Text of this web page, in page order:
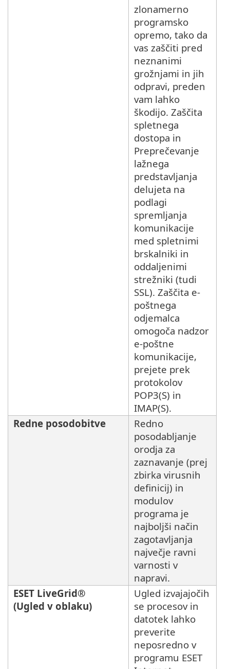
zlonamerno
programsko
opremo, tako da
vas zaščiti pred
neznanimi
grožnjami in jih
odpravi, preden
vam lahko
škodijo. Zaščita
spletnega
dostopa in
Preprečevanje
lažnega
predstavljanja
delujeta na
podlagi
spremljanja
komunikacije
med spletnimi
brskalniki in
oddaljenimi
strežniki (tudi
SSL). Zaščita e-
poštnega
odjemalca
omogoča nadzor
e-poštne
komunikacije,
prejete prek
protokolov
POP3(S) in
IMAP(S).
Redne posodobitve
Redno
posodabljanje
orodja za
zaznavanje (prej
zbirka virusnih
definicij) in
modulov
programa je
najboljši način
zagotavljanja
največje ravni
varnosti v
napravi.
ESET LiveGrid®
(Ugled v oblaku)
Ugled izvajajočih
se procesov in
datotek lahko
preverite
neposredno v
programu ESET